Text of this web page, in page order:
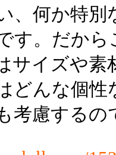
、何か特別
す。だから
サイズや
どんな個性
考慮するの